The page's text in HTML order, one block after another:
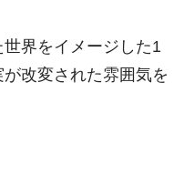
界をイメージした1
改変された雰囲気を